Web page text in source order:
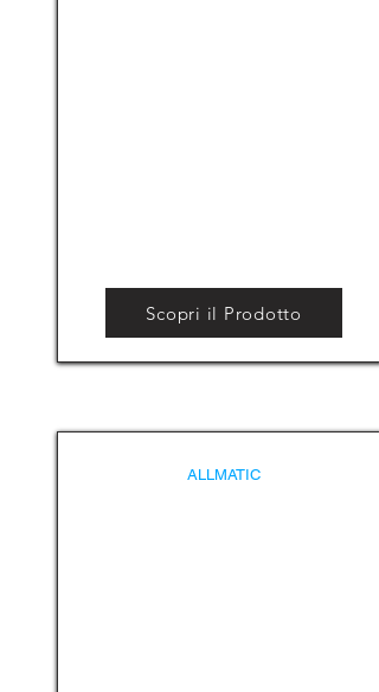
Scopri il Prodotto
ALLMATIC